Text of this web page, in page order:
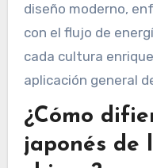
diseño moderno,
con el flujo de
cada cultura
aplicación general
¿Cómo
japonés de